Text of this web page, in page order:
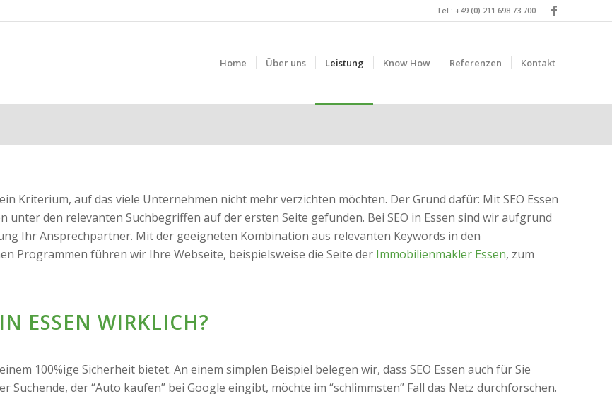
Tel.: +49 (0) 211 698 73 700
Home Über uns Leistung Know How Referenzen Kontakt
Kriterium, auf das viele Unternehmen nicht mehr verzichten möchten. Der Grund dafür: Mit SEO Essen
unter den relevanten Suchbegriffen auf der ersten Seite gefunden. Bei SEO in Essen sind wir aufgrund
Ihr Ansprechpartner. Mit der geeigneten Kombination aus relevanten Keywords in den
Programmen führen wir Ihre Webseite, beispielsweise die Seite der Immobilienmakler Essen, zum
ESSEN WIRKLICH?
100%ige Sicherheit bietet. An einem simplen Beispiel belegen wir, dass SEO Essen auch für Sie
Suchende, der “Auto kaufen” bei Google eingibt, möchte im “schlimmsten” Fall das Netz durchforschen.